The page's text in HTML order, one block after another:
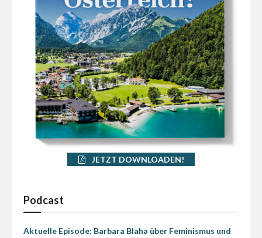
JETZT DOWNLOADEN!
Podcast
Aktuelle Episode: Barbara Blaha über Feminismus und